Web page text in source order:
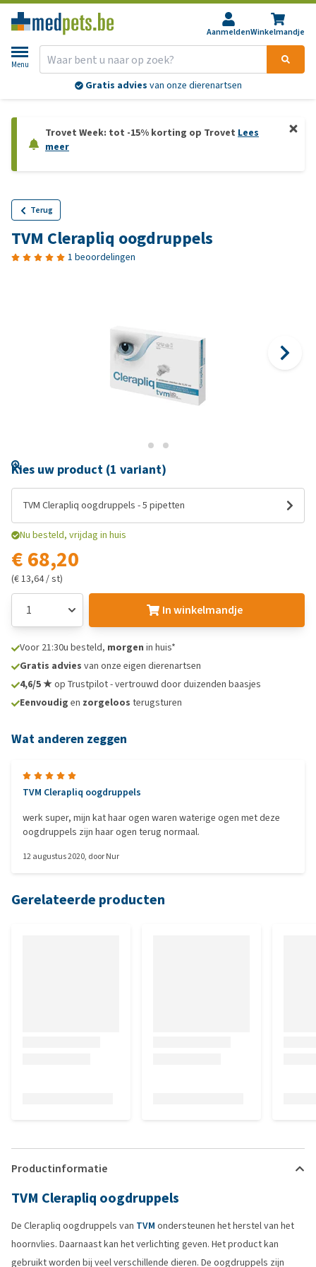
AanmeldenWinkelmandje
Menu
Gratis advies van onze dierenartsen
Trovet Week: tot -15% korting op Trovet Lees
meer
Terug
TVM Clerapliq oogdruppels
1 beoordelingen
Kies uw product (1 variant)
TVM Clerapliq oogdruppels - 5 pipetten
Nu besteld, vrijdag in huis
€ 68,20
(€ 13,64 / st)
In winkelmandje
Voor 21:30u besteld, morgen in huis*
Gratis advies van onze eigen dierenartsen
4,6/5 ★op Trustpilot - vertrouwd door duizenden baasjes
Eenvoudig en zorgeloos terugsturen
Wat anderen zeggen
TVM Clerapliq oogdruppels
werk super, mijn kat haar ogen waren waterige ogen met deze
oogdruppels zijn haar ogen terug normaal.
12 augustus 2020, doorNur
Gerelateerde producten
Productinformatie
TVM Clerapliq oogdruppels
De Clerapliq oogdruppels van TVM ondersteunen het herstel van het
hoornvlies. Daarnaast kan het verlichting geven. Het product kan
gebruikt worden bij veel verschillende dieren. De oogdruppels zijn